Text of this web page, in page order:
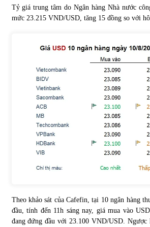
Bất ổn từ các cuộc đấu giá đất ở
31/05/2022
Tiền gửi vào ngân hàng tiếp tục
31/05/2022
S&P Ratings cập nhật xếp hạng
Vietcombank và Eximbank
31/05/2022
Chứng khoán ngày 30/5/2022:
31/05/2022
vốn hóa
09/11/2021
Tỷ giá trung tâm do Ngân hàng Nhà nước
mức 23.215 VND/USD, tăng 15 đồng so với
Theo khảo sát của Cafefin, tại 10 ngân hàng
đầu, tính đến 11h sáng nay, giá mua vào
đang đứng đầu với 23.100 VND/USD. Ngược